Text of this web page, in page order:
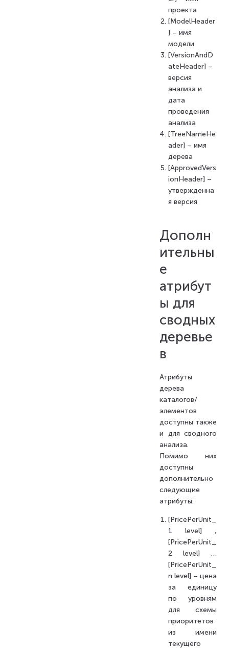
проекта
[ModelHeader
] – имя
модели
[VersionAndD
ateHeader] –
версия
анализа и
дата
проведения
анализа
[TreeNameHe
ader] – имя
дерева
[ApprovedVers
ionHeader] –
утвержденна
я версия
Дополн
ительны
е
атрибут
ы для
сводных
деревье
в
Атрибуты
дерева
каталогов/
элементов
доступны также
и для сводного
анализа.
Помимо них
доступны
дополнительно
следующие
атрибуты:
[PricePerUnit_
1 level] ,
[PricePerUnit_
2 level] …
[PricePerUnit_
n level] – цена
за единицу
по уровням
для схемы
приоритетов
из имени
текущего